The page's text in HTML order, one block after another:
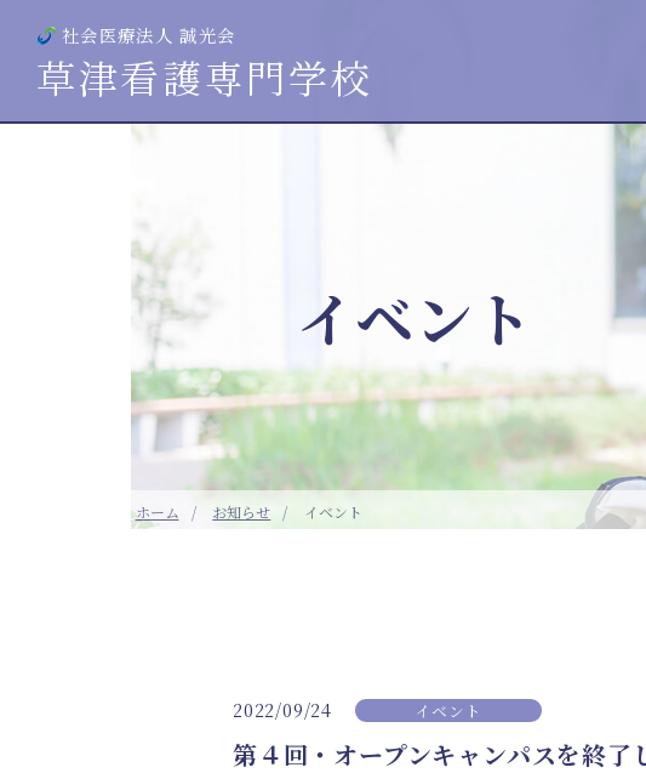
イベント
ホーム お知らせ イベント
社会医療法人 誠光会
草津看護専門学校
2022/09/24 イベント
第４回・オープンキャンパスを終了